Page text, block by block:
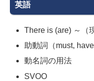
英語
There is (are) ～（
助動詞（must,
動名詞の用法
SVOO